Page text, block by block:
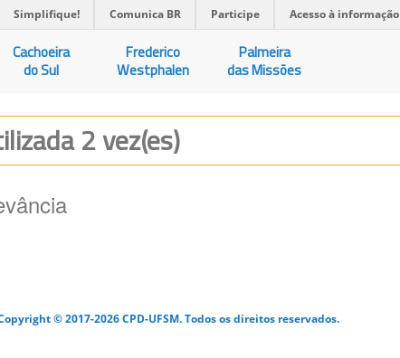
Simplifique! Comunica BR Participe Acesso à informação
Cachoeira
do Sul
Frederico
Westphalen
Palmeira
das Missões
2 vez(es)
© 2017-2026 CPD-UFSM. Todos os direitos reservados.